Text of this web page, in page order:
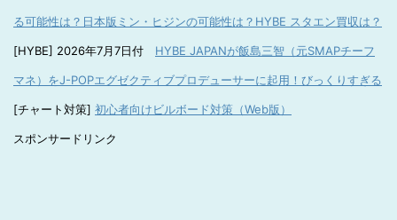
る可能性は？日本版ミン・ヒジンの可能性は？HYBE スタエン買収は？
[HYBE] 2026年7月7日付 HYBE JAPANが飯島三智（元SMAPチーフ
マネ）をJ-POPエグゼクティブプロデューサーに起用！びっくりすぎる
[チャート対策] 初心者向けビルボード対策（Web版）
スポンサードリンク